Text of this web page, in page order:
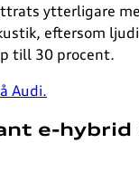
ytterligare
eftersom
till 30 procent.
Audi.
e-